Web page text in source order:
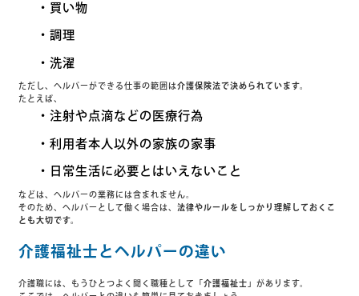
・買い物
・調理
・洗濯
ただし、ヘルパーができる仕事の範囲は介護保険法で決められています。
たとえば、
・注射や点滴などの医療行為
・利用者本人以外の家族の家事
・日常生活に必要とはいえないこと
などは、ヘルパーの業務には含まれません。
そのため、ヘルパーとして働く場合は、法律やルールをしっかり理解しておくこ
とも大切です。
介護福祉士とヘルパーの違い
介護職には、もうひとつよく聞く職種として 「介護福祉士」があります。